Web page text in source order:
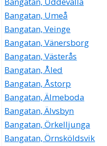
Bangatan, Umeå
Bangatan, Veinge
Bangatan, Vänersborg
Bangatan, Västerås
Bangatan, Åled
Bangatan, Åstorp
Bangatan, Älmeboda
Bangatan, Älvsbyn
Bangatan, Örkelljunga
Bangatan, Örnsköldsvik